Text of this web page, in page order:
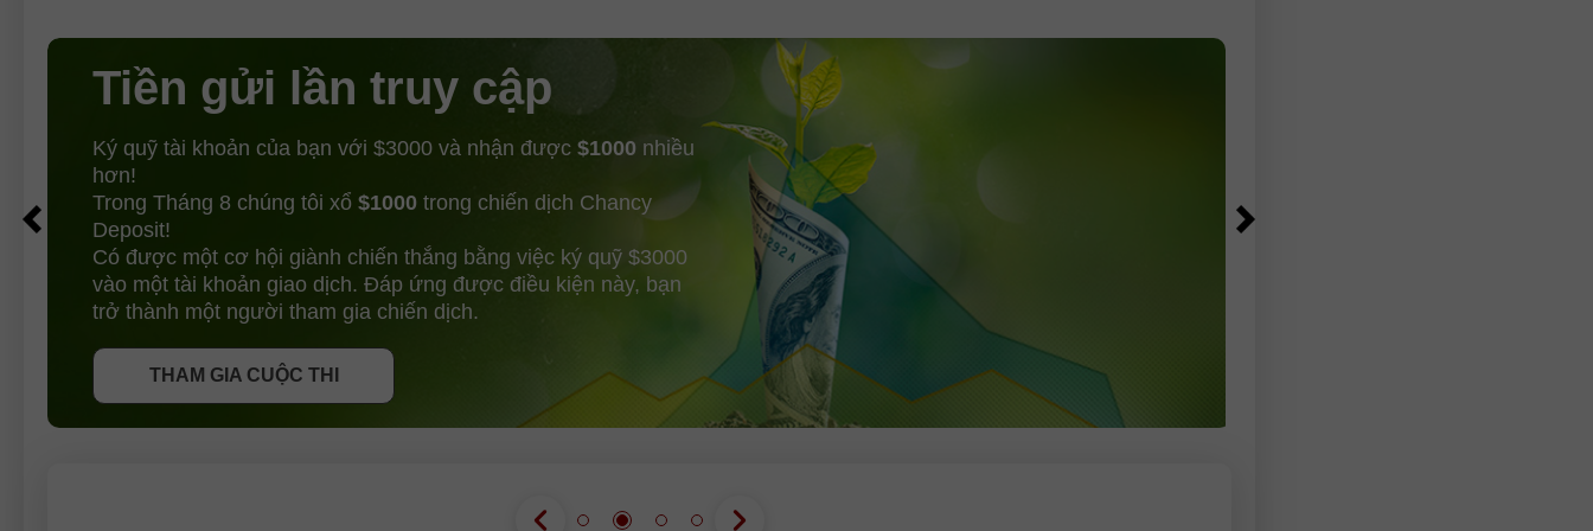
THAM GIA CUỘC THI
Tiền gửi lần truy cập
Ký quỹ tài khoản của bạn với $3000 và nhận được $1000 nhiều
hơn!
Trong Tháng 8 chúng tôi xổ $1000 trong chiến dịch Chancy
Deposit!
Có được một cơ hội giành chiến thắng bằng việc ký quỹ $3000
vào một tài khoản giao dịch. Đáp ứng được điều kiện này, bạn
trở thành một người tham gia chiến dịch.
THAM GIA CUỘC THI
NHẬN THƯỞNG